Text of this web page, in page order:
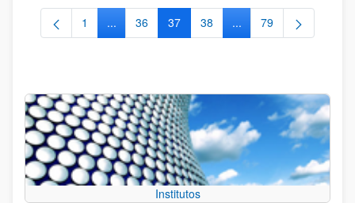
Página
1 ...Páginas intermedias Use TAB para desplazarse.
Página
36 Página
37 Página
38 ...Páginas intermedias
Página
79
Institutos